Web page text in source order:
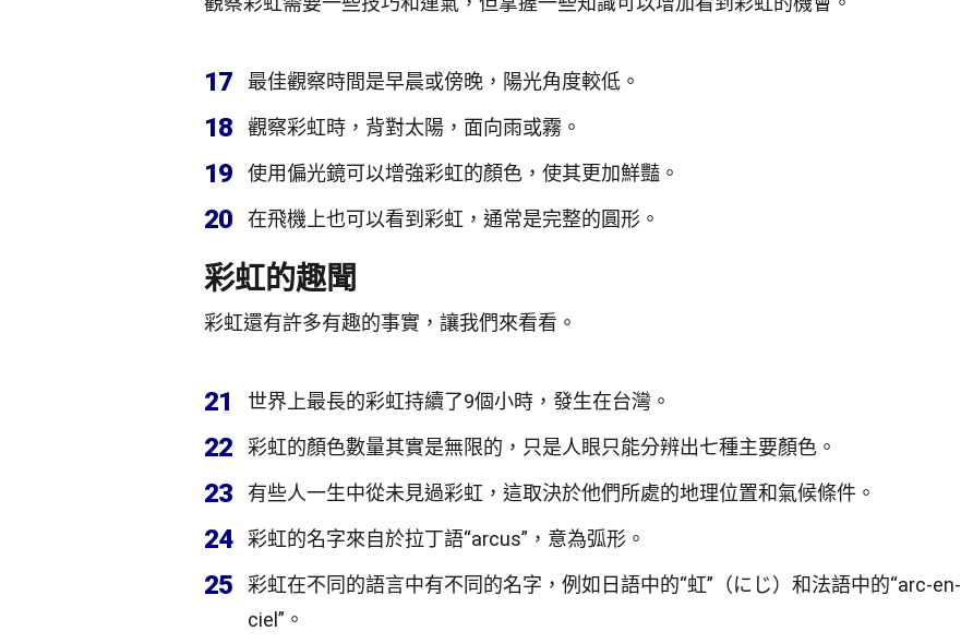
17 最佳觀察時間是早晨或傍晚，陽光角度較低。
18 觀察彩虹時，背對太陽，面向雨或霧。
19 使用偏光鏡可以增強彩虹的顏色，使其更加鮮豔。
20 在飛機上也可以看到彩虹，通常是完整的圓形。
彩虹的趣聞
彩虹還有許多有趣的事實，讓我們來看看。
21 世界上最長的彩虹持續了9個小時，發生在台灣。
22 彩虹的顏色數量其實是無限的，只是人眼只能分辨出七種主要顏色。
23 有些人一生中從未見過彩虹，這取決於他們所處的地理位置和氣候條件。
24 彩虹的名字來自於拉丁語“arcus”，意為弧形。
25
彩虹在不同的語言中有不同的名字，例如日語中的“虹”（にじ）和法語中的“arc-en-
ciel”。